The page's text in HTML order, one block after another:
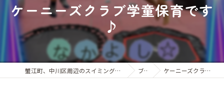
ケーニーズクラブ学童保育です
♪
蟹江町、中川区周辺のスイミングスクールならケーニーズクラブ ブログ ケーニーズクラブ学童保育です♪